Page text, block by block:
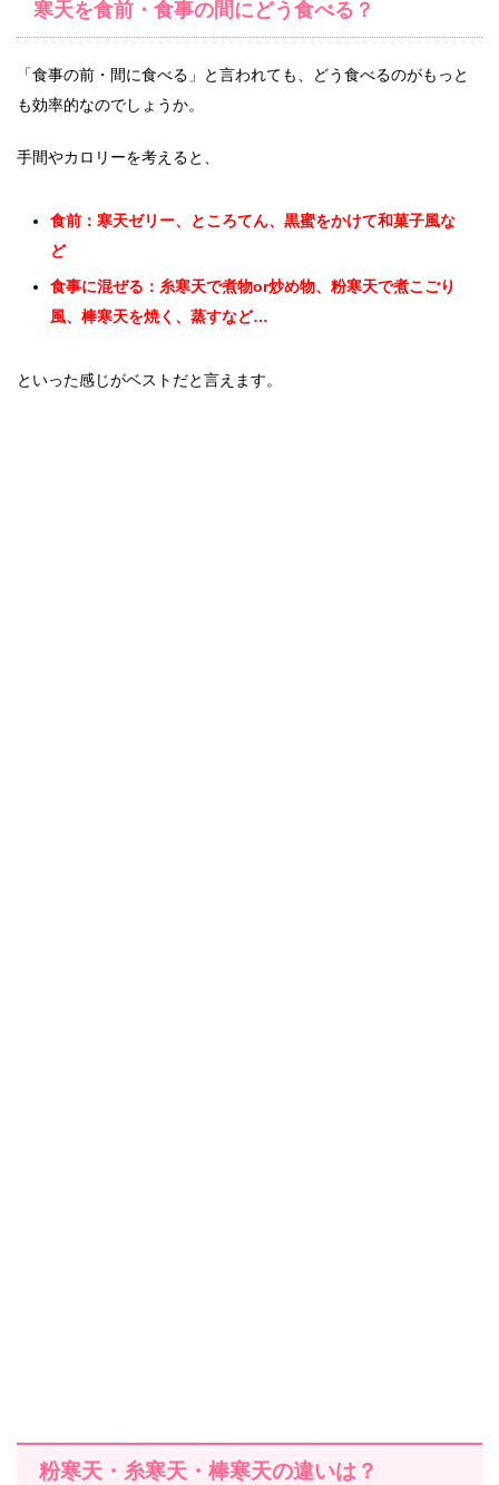
寒天を食前・食事の間にどう食べる？
「食事の前・間に食べる」と言われても、どう食べるのがもっと
も効率的なのでしょうか。
手間やカロリーを考えると、
食前：寒天ゼリー、ところてん、黒蜜をかけて和菓子風な
ど
食事に混ぜる：糸寒天で煮物or炒め物、粉寒天で煮こごり
風、棒寒天を焼く、蒸すなど…
といった感じがベストだと言えます。
粉寒天・糸寒天・棒寒天の違いは？